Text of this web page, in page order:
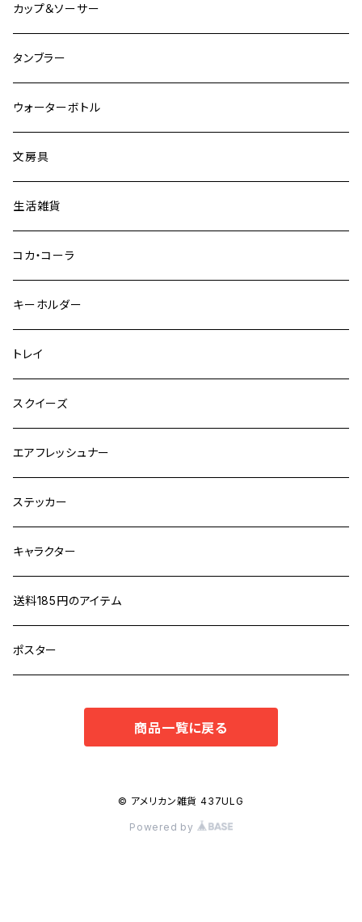
その他
グラスベイク
グラスベイク
カップ＆ソーサー
タンブラー
ウォーターボトル
文房具
生活雑貨
コカ・コーラ
キーホルダー
トレイ
スクイーズ
エアフレッシュナー
ステッカー
キャラクター
送料185円のアイテム
ポスター
商品一覧に戻る
© アメリカン雑貨 437ULG
Powered by